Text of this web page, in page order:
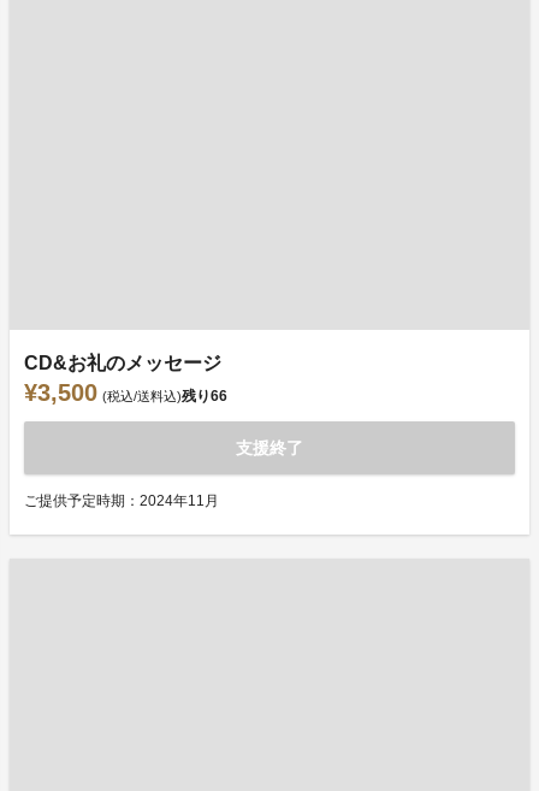
CD&お礼のメッセージ
¥3,500 (税込/送料込)残り66
支援終了
ご提供予定時期：2024年11月